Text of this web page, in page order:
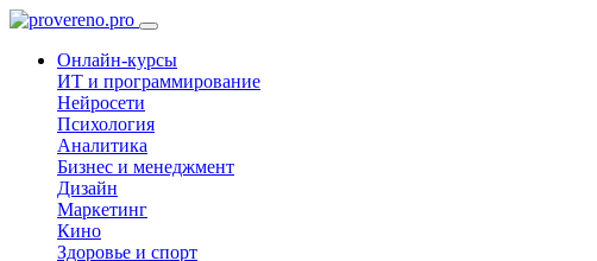
Онлайн-курсы
ИТ и программирование
Нейросети
Психология
Аналитика
Бизнес и менеджмент
Дизайн
Маркетинг
Кино
Здоровье и спорт